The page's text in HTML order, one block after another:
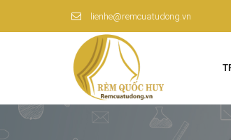
lienhe@remcuatudong.vn